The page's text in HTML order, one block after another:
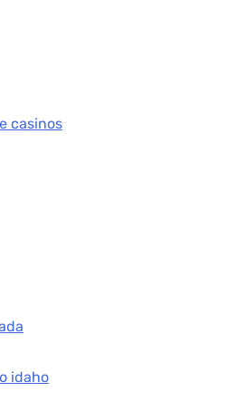
casinos
idaho